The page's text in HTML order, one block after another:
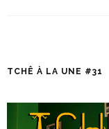
TCHÊ À LA UNE #31